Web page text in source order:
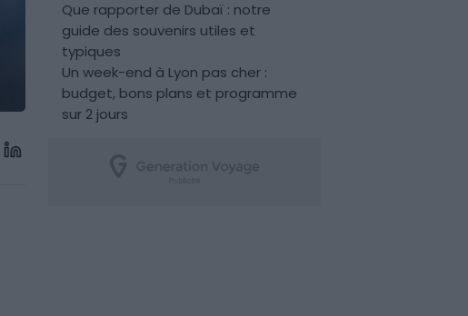
Que rapporter de Dubaï : notre
guide des souvenirs utiles et
typiques
Un week-end à Lyon pas cher :
budget, bons plans et programme
sur 2 jours